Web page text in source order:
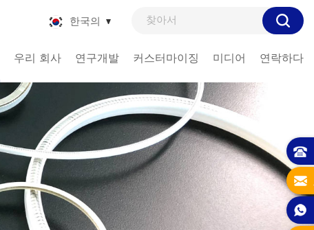
한국의
우리 회사 연구개발 커스터마이징 미디어 연락하다